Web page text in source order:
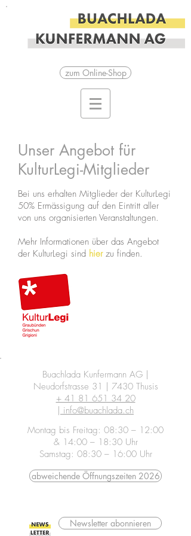
zum Online-Shop
Unser Angebot für
KulturLegi-Mitglieder
Bei uns erhalten Mitglieder der KulturLegi
50% Ermässigung auf den Eintritt aller
von uns organisierten Veranstaltungen.
Mehr Informationen über das Angebot
der KulturLegi sind hierzu finden.
Buachlada Kunfermann AG |
Neudorfstrasse 31 | 7430 Thusis
+ 41 81 651 34 20
info@buachlada.ch
Montag bis Freitag: 08:30 – 12:00
& 14:00 – 18:30 Uhr
Samstag: 08:30 – 16:00 Uhr
abweichende Öffnungszeiten 2026
Newsletter abonnieren